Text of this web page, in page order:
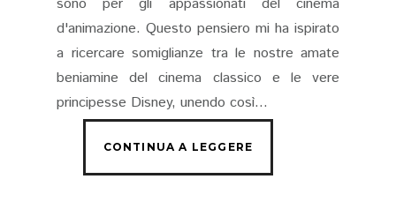
d'animazione. Questo pensiero mi ha ispirato
a ricercare somiglianze tra le nostre amate
beniamine del cinema classico e le vere
principesse Disney, unendo così...